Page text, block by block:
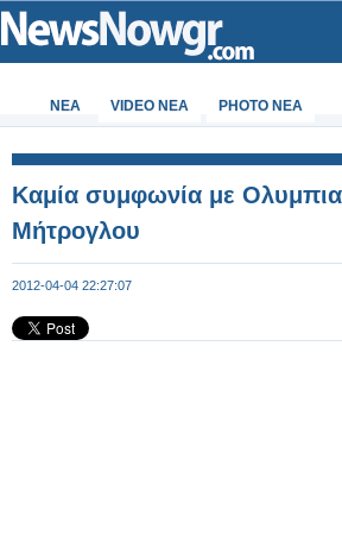
ΝΕΑ VIDEO NEA PHOTO NEA
Καμία συμφωνία με
Μήτρογλου
2012-04-04 22:27:07